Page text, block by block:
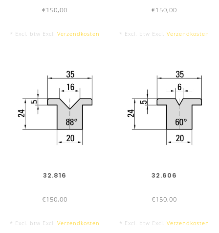
€150,00
* Excl. btw Excl. Verzendkosten
€150,00
* Excl. btw Excl. Verzendkosten
32.816
€150,00
* Excl. btw Excl. Verzendkosten
32.606
€150,00
* Excl. btw Excl. Verzendkosten